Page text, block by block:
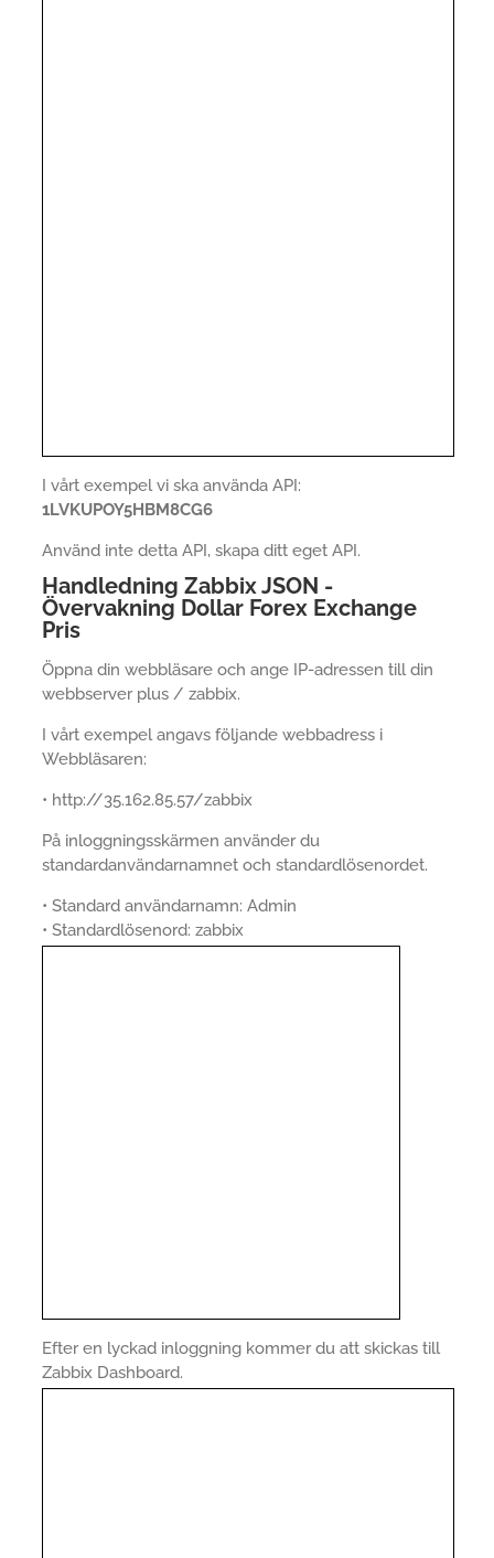
I vårt exempel vi ska använda API:
1LVKUPOY5HBM8CG6
Använd inte detta API, skapa ditt eget API.
Handledning Zabbix JSON -
Övervakning Dollar Forex Exchange
Pris
Öppna din webbläsare och ange IP-adressen till din
webbserver plus / zabbix.
I vårt exempel angavs följande webbadress i
Webbläsaren:
• http://35.162.85.57/zabbix
På inloggningsskärmen använder du
standardanvändarnamnet och standardlösenordet.
• Standard användarnamn: Admin
• Standardlösenord: zabbix
Efter en lyckad inloggning kommer du att skickas till
Zabbix Dashboard.